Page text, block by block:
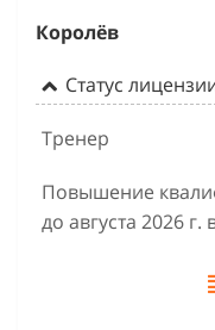
Королёв
Статус
Тренер
Повышение
до августа 2026